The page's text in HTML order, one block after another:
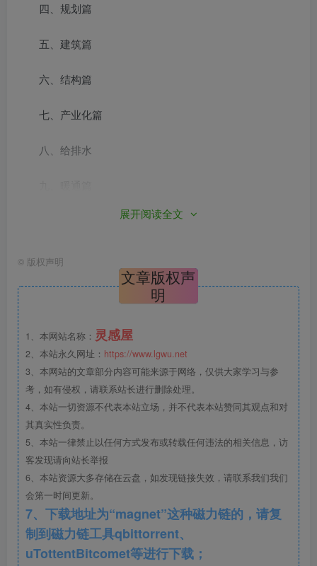
四、规划篇
五、建筑篇
六、结构篇
七、产业化篇
八、给排水
十一、弱电篇
十二、景观篇
十三、精装篇
十四、电梯篇
……
知名房企住宅产品线指导手册.png
展开阅读全文
© 版权声明
文章版权声
明
1、本网站名称： 灵感屋
2、本站永久网址： https://www.lgwu.net
3、本网站的文章部分内容可能来源于网络，仅供大家学习与参
考，如有侵权，请联系站长进行删除处理。
4、本站一切资源不代表本站立场，并不代表本站赞同其观点和对
其真实性负责。
5、本站一律禁止以任何方式发布或转载任何违法的相关信息，访
客发现请向站长举报
6、本站资源大多存储在云盘，如发现链接失效，请联系我们我们
会第一时间更新。
7、下载地址为“magnet”这种磁力链的，请复
制到磁力链工具qbittorrent、
uTottentBitcomet等进行下载；